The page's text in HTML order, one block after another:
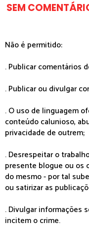
SEM
Não é permitido:
. Publicar comentários
. Publicar ou divulgar
. O uso de linguagem
conteúdo calunioso,
privacidade de outrem;
. Desrespeitar o
presente blogue ou os
do mesmo - por tal
ou satirizar as
. Divulgar informações
incitem o crime.